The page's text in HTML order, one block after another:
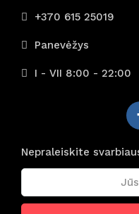
+370 615 25019
Panevėžys
I - VII 8:00 - 22:00
Nepraleiskite